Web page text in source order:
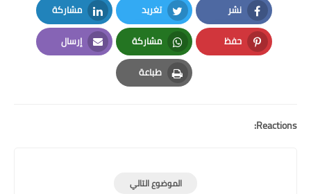
نشر
Facebook
تغريد
Twitter
مشاركة
LinkedIn
حفظ
Pinterest
مشاركة
Whatsapp
إرسال
Email
طباعة
Print
Reactions:
الموضوع التالي